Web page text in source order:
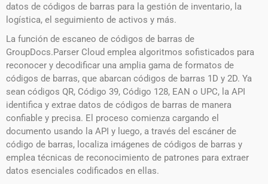
datos de códigos de barras para la gestión de inventario, la
logística, el seguimiento de activos y más.
La función de escaneo de códigos de barras de
GroupDocs.Parser Cloud emplea algoritmos sofisticados para
reconocer y decodificar una amplia gama de formatos de
códigos de barras, que abarcan códigos de barras 1D y 2D. Ya
sean códigos QR, Código 39, Código 128, EAN o UPC, la API
identifica y extrae datos de códigos de barras de manera
confiable y precisa. El proceso comienza cargando el
documento usando la API y luego, a través del escáner de
código de barras, localiza imágenes de códigos de barras y
emplea técnicas de reconocimiento de patrones para extraer
datos esenciales codificados en ellas.